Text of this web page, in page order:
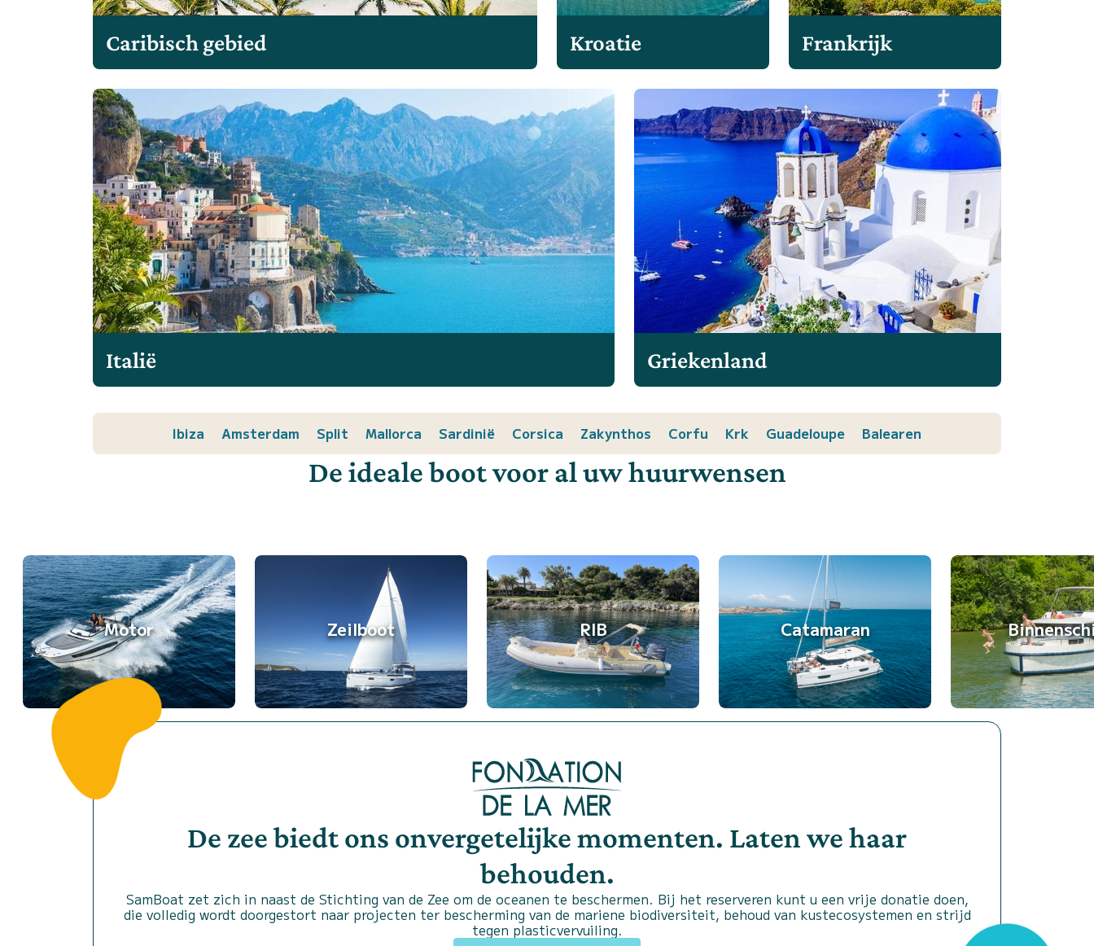
Caribisch gebied Kroatie Frankrijk
Italië Griekenland
Ibiza Amsterdam Split Mallorca Sardinië Corsica Zakynthos Corfu Krk Guadeloupe Balearen
De ideale boot voor al uw huurwensen
Motor Zeilboot RIB Catamaran
De zee biedt ons onvergetelijke momenten. Laten we haar
behouden.
SamBoat zet zich in naast de Stichting van de Zee om de oceanen te beschermen. Bij het reserveren kunt u een vrije donatie doen,
die volledig wordt doorgestort naar projecten ter bescherming van de mariene biodiversiteit, behoud van kustecosystemen en strijd
tegen plasticvervuiling.